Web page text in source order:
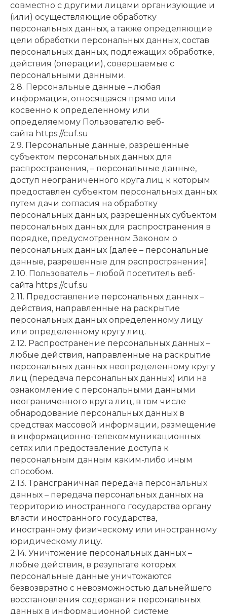
совместно с другими лицами организующие и
(или) осуществляющие обработку
персональных данных, а также определяющие
цели обработки персональных данных, состав
персональных данных, подлежащих обработке,
действия (операции), совершаемые с
персональными данными.
2.8. Персональные данные – любая
информация, относящаяся прямо или
косвенно к определенному или
определяемому Пользователю веб-
сайта https://cuf.su
2.9. Персональные данные, разрешенные
субъектом персональных данных для
распространения, – персональные данные,
доступ неограниченного круга лиц к которым
предоставлен субъектом персональных данных
путем дачи согласия на обработку
персональных данных, разрешенных субъектом
персональных данных для распространения в
порядке, предусмотренном Законом о
персональных данных (далее – персональные
данные, разрешенные для распространения).
2.10. Пользователь – любой посетитель веб-
сайта https://cuf.su
2.11. Предоставление персональных данных –
действия, направленные на раскрытие
персональных данных определенному лицу
или определенному кругу лиц.
2.12. Распространение персональных данных –
любые действия, направленные на раскрытие
персональных данных неопределенному кругу
лиц (передача персональных данных) или на
ознакомление с персональными данными
неограниченного круга лиц, в том числе
обнародование персональных данных в
средствах массовой информации, размещение
в информационно-телекоммуникационных
сетях или предоставление доступа к
персональным данным каким-либо иным
способом.
2.13. Трансграничная передача персональных
данных – передача персональных данных на
территорию иностранного государства органу
власти иностранного государства,
иностранному физическому или иностранному
юридическому лицу.
2.14. Уничтожение персональных данных –
любые действия, в результате которых
персональные данные уничтожаются
безвозвратно с невозможностью дальнейшего
восстановления содержания персональных
данных в информационной системе